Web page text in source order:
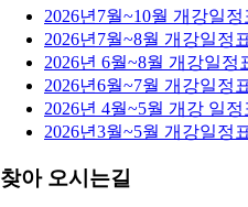
2026년7월~10월 개강일정
2026년7월~8월 개강일정
2026년 6월~8월 개강일정
2026년6월~7월 개강일정
2026년 4월~5월 개강 일정
2026년3월~5월 개강일정
찾아 오시는길